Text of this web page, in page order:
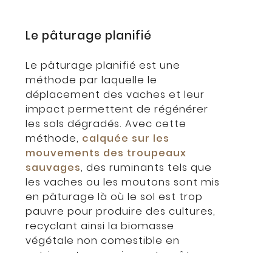
Le pâturage planifié
Le pâturage planifié est une
méthode par laquelle le
déplacement des vaches et leur
impact permettent de régénérer
les sols dégradés. Avec cette
méthode, calquée sur les
mouvements des troupeaux
sauvages, des ruminants tels que
les vaches ou les moutons sont mis
en pâturage là où le sol est trop
pauvre pour produire des cultures,
recyclant ainsi la biomasse
végétale non comestible en